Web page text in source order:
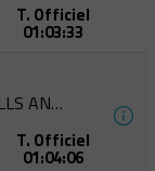
T. Officiel
01:03:33
CLUB TRIATLÓ SERRADELLS ANDORRA
T. Officiel
01:04:06